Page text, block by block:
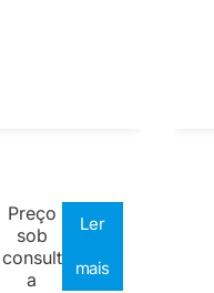
Preço
sob
consult
a
Ler
mais